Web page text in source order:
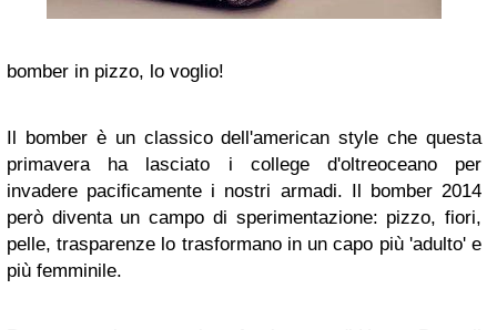
bomber in pizzo, lo voglio!
Il bomber è un classico dell'american style che questa
primavera ha lasciato i college d'oltreoceano per
invadere pacificamente i nostri armadi. Il bomber 2014
però diventa un campo di sperimentazione: pizzo, fiori,
pelle, trasparenze lo trasformano in un capo più 'adulto' e
più femminile.